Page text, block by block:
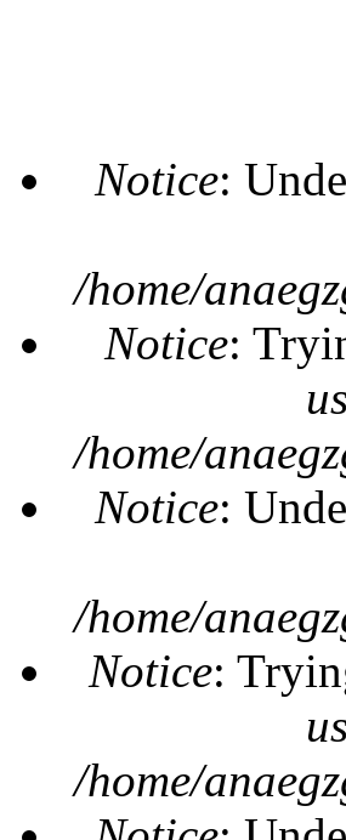
Notice:
/home/
Notice:
/home/
Notice:
/home/
Notice:
/home/